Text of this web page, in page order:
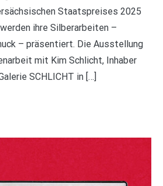
Staatspreises 2025
ihre Silberarbeiten –
– präsentiert. Die Ausstellung
mit Kim Schlicht, Inhaber
SCHLICHT in […]